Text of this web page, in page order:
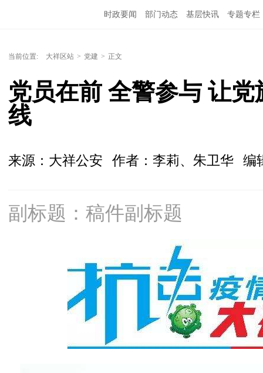
时政要闻 部门动态 基层快讯 专题专栏
当前位置: 大祥区站 > 党建 > 正文
党员在前 全警参与 让
线
来源：大祥公安 作者：李莉、朱卫华 编
副标题：稿件副标题